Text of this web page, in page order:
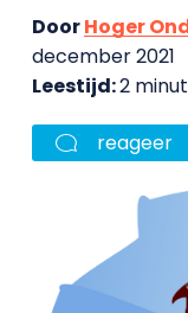
DoorHoger
december 2021
Leestijd:2
reageer